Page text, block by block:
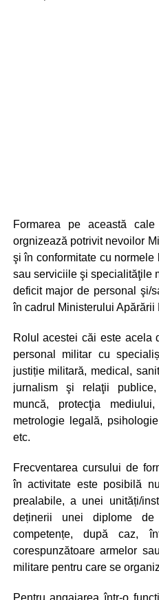
Formarea pe această
orgnizează potrivit nevoilor
şi în conformitate cu
sau serviciile şi specialităţile
deficit major de personal şi/
în cadrul Ministerului Apărării
Rolul acestei căi este acela
personal militar cu
justiție militară, medical,
jurnalism şi relaţii
muncă, protecţia
metrologie legală,
etc.
Frecventarea cursului de
în activitate este posibilă
prealabile, a unei unități/
deținerii unei diplome
competențe, după caz,
corespunzătoare armelor
militare pentru care se
Pentru angajarea într-o